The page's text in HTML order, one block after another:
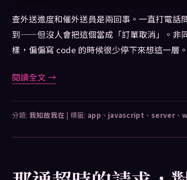
查外送進度和催外送員是兩回事。一直打電話
到——但沒人會把這個當成「訂單取消」。非
樣，偏偏寫 code 的時候很少停下來想這一層。
閱讀全文 →
分類: 我知故我在 | 標籤: app 、 javascript 、server、